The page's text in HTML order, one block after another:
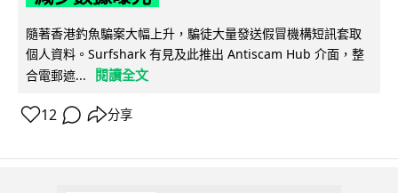
隨著香港釣魚騙案大幅上升，騙徒大量發送假冒機構短訊套取
個人資料。Surfshark 有見及此推出 Antiscam Hub 介面，整
合電郵遮...
閱讀全文
12 分享